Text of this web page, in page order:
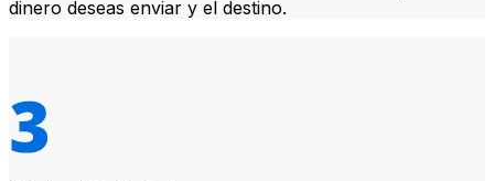
dinero deseas enviar y el destino.